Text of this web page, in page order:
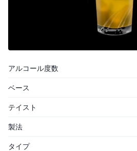
アルコール度数
ベース
テイスト
製法
タイプ